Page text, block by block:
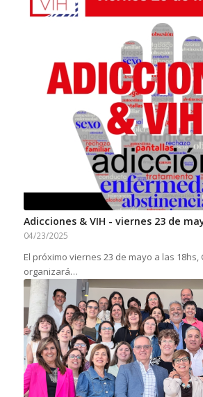
Adicciones & VIH - viernes 23 de
04/23/2025
El próximo viernes 23 de mayo a las 18hs,
organizará…